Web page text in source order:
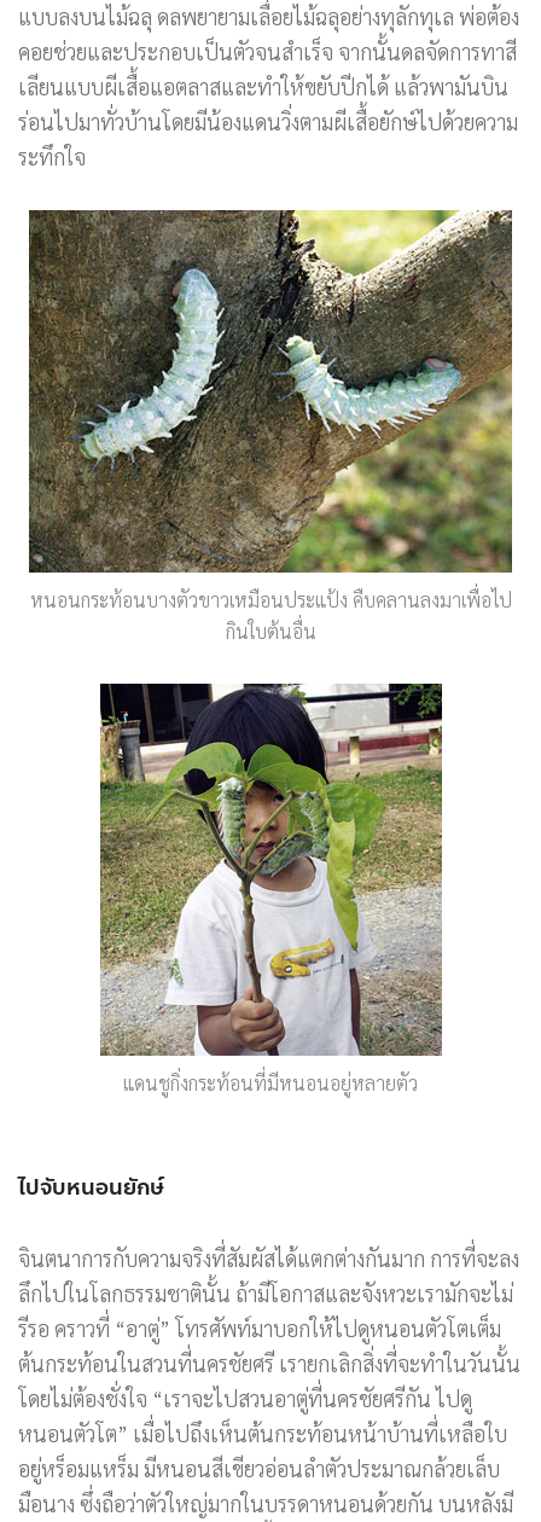
แบบลงบนไม้ฉลุ ดลพยายามเลื่อยไม้ฉลุอย่างทุลักทุเล พ่อต้อง
คอยช่วยและประกอบเป็นตัวจนสำเร็จ จากนั้นดลจัดการทาสี
เลียนแบบผีเสื้อแอตลาสและทำให้ขยับปีกได้ แล้วพามันบิน
ร่อนไปมาทั่วบ้านโดยมีน้องแดนวิ่งตามผีเสื้อยักษ์ไปด้วยความ
ระทึกใจ
หนอนกระท้อนบางตัวขาวเหมือนประแป้ง คืบคลานลงมาเพื่อไป
กินใบต้นอื่น
แดนชูกิ่งกระท้อนที่มีหนอนอยู่หลายตัว
ไปจับหนอนยักษ์
จินตนาการกับความจริงที่สัมผัสได้แตกต่างกันมาก การที่จะลง
ลึกไปในโลกธรรมชาตินั้น ถ้ามีโอกาสและจังหวะเรามักจะไม่
รีรอ คราวที่ “อาตู่” โทรศัพท์มาบอกให้ไปดูหนอนตัวโตเต็ม
ต้นกระท้อนในสวนที่นครชัยศรี เรายกเลิกสิ่งที่จะทำในวันนั้น
โดยไม่ต้องชั่งใจ “เราจะไปสวนอาตู่ที่นครชัยศรีกัน ไปดู
หนอนตัวโต” เมื่อไปถึงเห็นต้นกระท้อนหน้าบ้านที่เหลือใบ
อยู่หร็อมแหร็ม มีหนอนสีเขียวอ่อนลำตัวประมาณกล้วยเล็บ
มือนาง ซึ่งถือว่าตัวใหญ่มากในบรรดาหนอนด้วยกัน บนหลังมี